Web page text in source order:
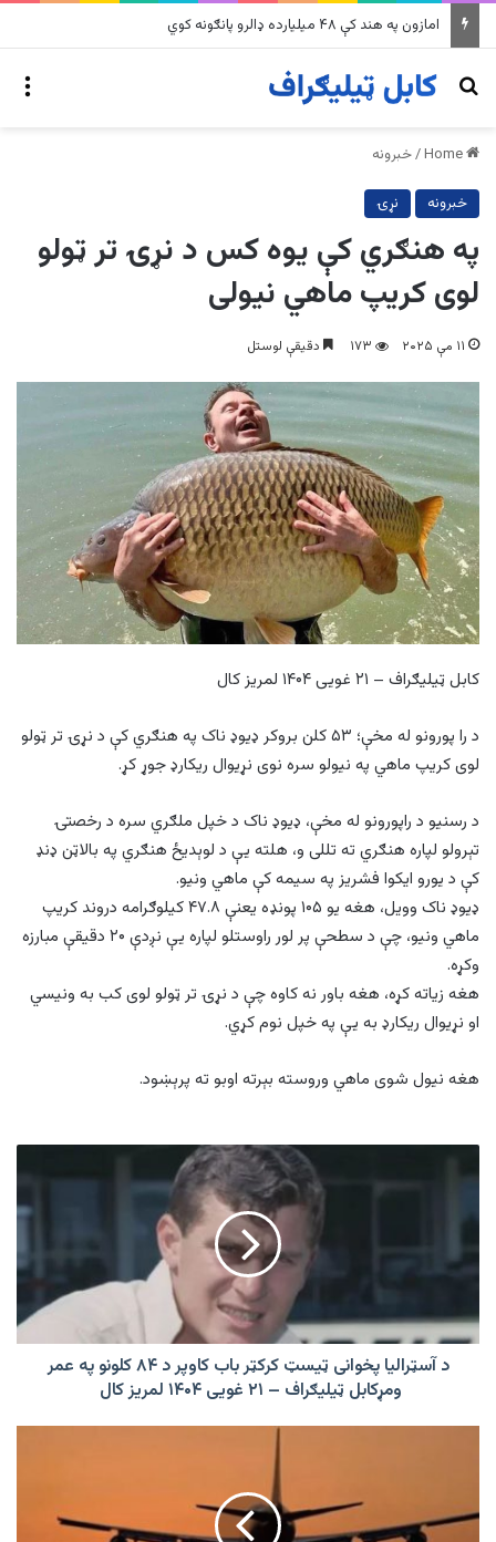
په وینزویلا کې زورورو زلزلو پراخ زیانونه اړولي
Search for
/خبرونه
خبرونه نړۍ
په هنګري کې یوه کس د نړۍ تر ټولو
لوی کریپ ماهي نیولی
۱۱ مې ۲۰۲۵ ۱۷۳ دقیقې لوستل
کابل ټیلیګراف – ۲۱ غویی ۱۴۰۴ لمریز کال
د را پورونو له مخې؛ ۵۳ کلن بروکر ډیوډ ناک په هنګري کې د نړۍ تر ټولو
لوی کریپ ماهي په نیولو سره نوی نړیوال ریکارډ جوړ کړ.
د رسنیو د راپورونو له مخې، ډیوډ ناک د خپل ملګري سره د رخصتۍ
تېرولو لپاره هنګري ته تللی و، هلته یې د لوېدیځ هنګري په بالاټن ډنډ
کې د یورو ایکوا فشریز په سیمه کې ماهي ونیو.
ډیوډ ناک وویل، هغه یو ۱۰۵ پونډه یعنې ۴۷.۸ کیلوګرامه دروند کریپ
ماهي ونیو، چې د سطحې پر لور راوستلو لپاره یې نږدې ۲۰ دقیقې مبارزه
وکړه.
هغه زیاته کړه، هغه باور نه کاوه چې د نړۍ تر ټولو لوی کب به ونیسي
او نړیوال ریکارډ به یې په خپل نوم کړي.
هغه نیول شوی ماهي وروسته بېرته اوبو ته پرېښود.
آسټرالیا
ټیسټ
د
۸۴
غویی
د آسټرالیا پخوانی ټیسټ کرکټر باب کاوپر د ۸۴ کلونو په عمر
ومړکابل ټیلیګراف – ۲۱ غویی ۱۴۰۴ لمریز کال
۱۶۰
الوتنې